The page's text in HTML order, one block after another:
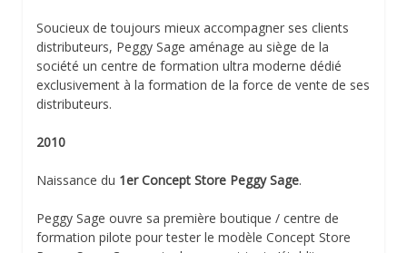
Soucieux de toujours mieux accompagner ses clients
distributeurs, Peggy Sage aménage au siège de la
société un centre de formation ultra moderne dédié
exclusivement à la formation de la force de vente de ses
distributeurs.
2010
Naissance du 1er Concept Store Peggy Sage.
Peggy Sage ouvre sa première boutique / centre de
formation pilote pour tester le modèle Concept Store